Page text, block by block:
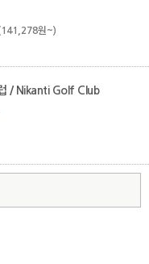
원~)
/ Nikanti Golf Club